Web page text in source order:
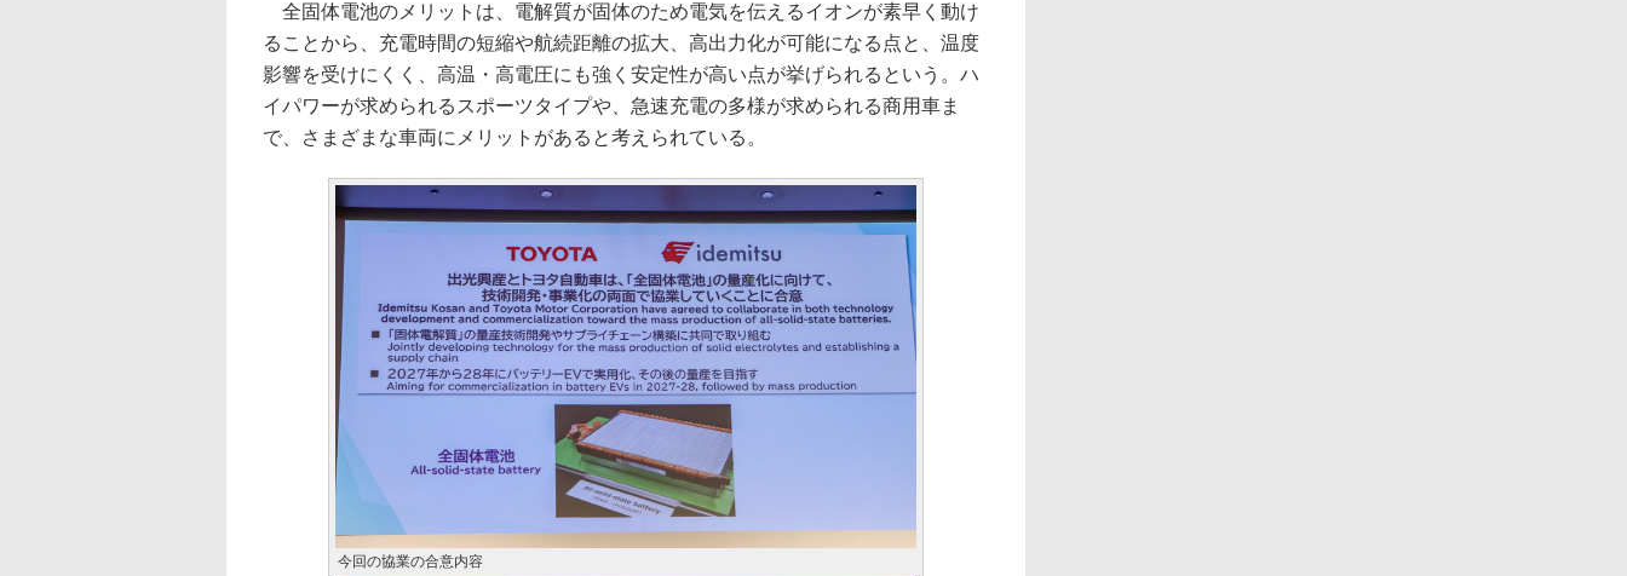
全固体電池のメリットは、電解質が固体のため電気を伝えるイオンが素早く動け
ることから、充電時間の短縮や航続距離の拡大、高出力化が可能になる点と、温度
影響を受けにくく、高温・高電圧にも強く安定性が高い点が挙げられるという。ハ
イパワーが求められるスポーツタイプや、急速充電の多様が求められる商用車ま
で、さまざまな車両にメリットがあると考えられている。
今回の協業の合意内容